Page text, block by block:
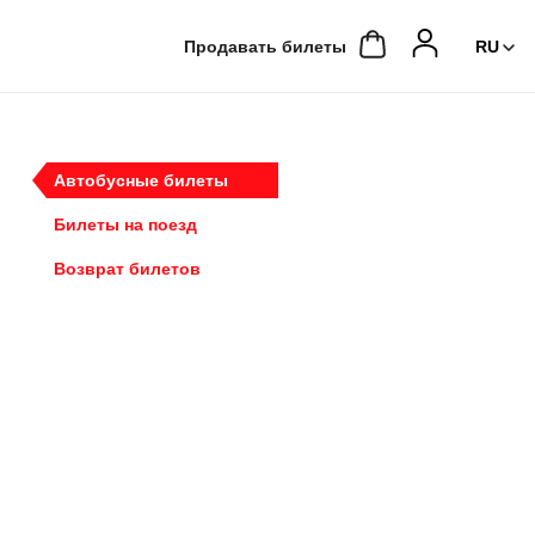
Продавать билеты
Автобусные билеты
Билеты на поезд
Возврат билетов